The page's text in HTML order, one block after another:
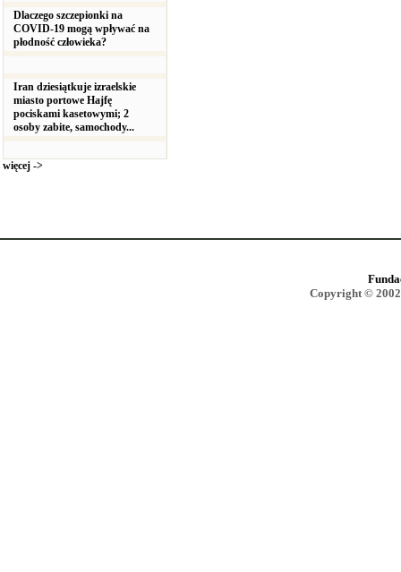
Dlaczego szczepionki na
COVID-19 mogą wpływać na
płodność człowieka?
Iran dziesiątkuje izraelskie
miasto portowe Hajfę
pociskami kasetowymi; 2
osoby zabite, samochody...
więcej ->
Copyright ©